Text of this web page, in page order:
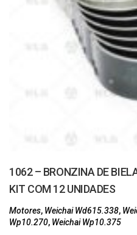
1062 – BRONZINA DE
KIT COM 12 UNIDADES
Motores, Weichai Wd615.338,
Wp10.270, Weichai Wp10.375